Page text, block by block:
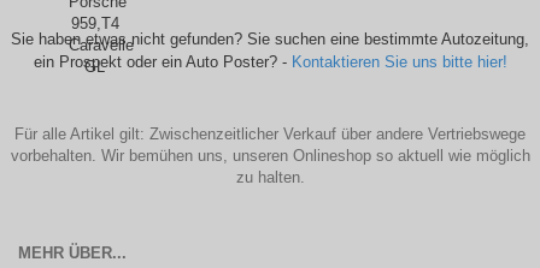
Sie haben etwas nicht gefunden? Sie suchen eine bestimmte Autozeitung,
ein Prospekt oder ein Auto Poster? - Kontaktieren Sie uns bitte hier!
Für alle Artikel gilt: Zwischenzeitlicher Verkauf über andere Vertriebswege
vorbehalten. Wir bemühen uns, unseren Onlineshop so aktuell wie möglich
zu halten.
MEHR ÜBER...